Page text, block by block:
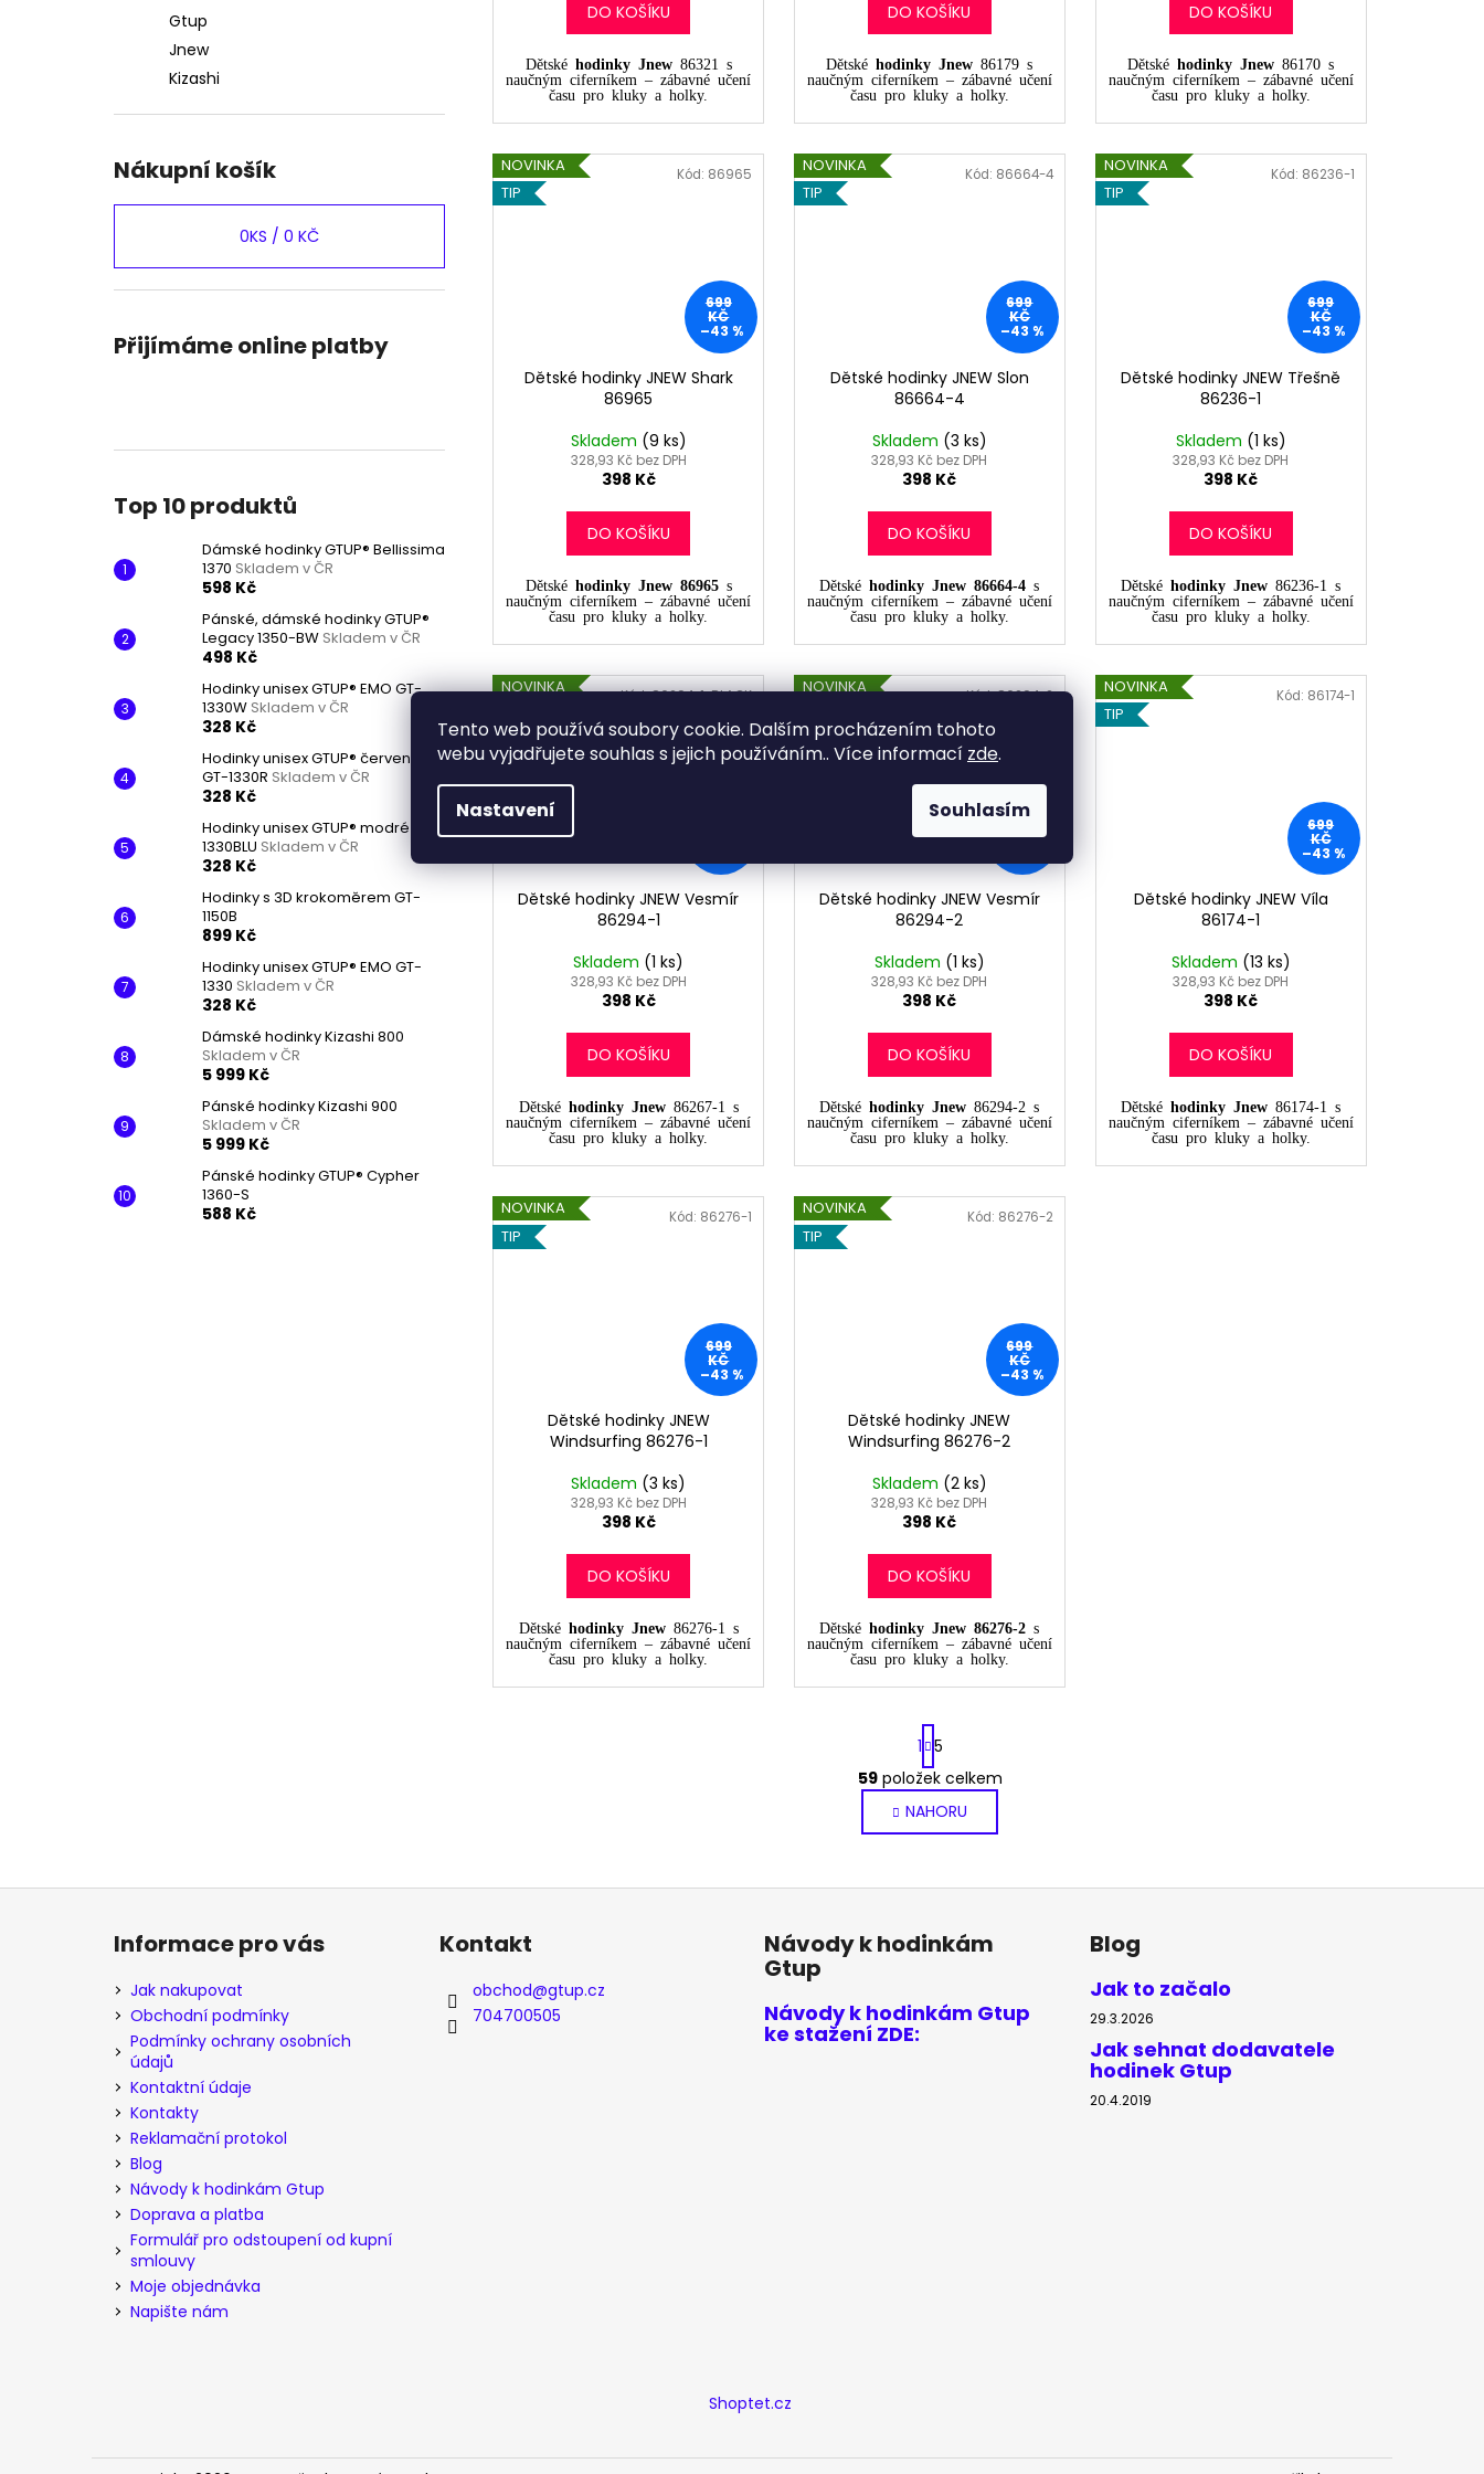
Tento web používá soubory cookie. Dalším procházením tohoto
webu vyjadřujete souhlas s jejich používáním.. Více informací zde.
Nastavení Souhlasím
Gtup
Jnew
Kizashi
Nákupní košík
0KS / 0 KČ
Přijímáme online platby
Top 10 produktů
Dámské hodinky GTUP® Bellissima
1370 Skladem v ČR
598 Kč
Pánské, dámské hodinky GTUP®
Legacy 1350-BW Skladem v ČR
498 Kč
Hodinky unisex GTUP® EMO GT-
1330W Skladem v ČR
328 Kč
Hodinky unisex GTUP® červené
GT-1330R Skladem v ČR
328 Kč
Hodinky unisex GTUP® modré GT-
1330BLU Skladem v ČR
328 Kč
Hodinky s 3D krokoměrem GT-
1150B
899 Kč
Hodinky unisex GTUP® EMO GT-
1330 Skladem v ČR
328 Kč
Dámské hodinky Kizashi 800
Skladem v ČR
5 999 Kč
Pánské hodinky Kizashi 900
Skladem v ČR
5 999 Kč
Pánské hodinky GTUP® Cypher
1360-S
588 Kč
DO KOŠÍKU
Dětské hodinky Jnew86321 s
naučným ciferníkem – zábavné učení
času pro kluky a holky.
DO KOŠÍKU
Dětskéhodinky Jnew 86179 s
naučným ciferníkem – zábavné učení
času pro kluky a holky.
DO KOŠÍKU
Dětskéhodinky Jnew 86170 s
naučným ciferníkem – zábavné učení
času pro kluky a holky.
NOVINKA
TIP
699
KČ
–43 %
Dětské hodinky JNEW Shark
86965
Skladem (9 ks)
328,93 Kč bez DPH
398 Kč
DO KOŠÍKU
Dětské hodinky Jnew 86965s
naučným ciferníkem – zábavné učení
času pro kluky a holky.
Kód: 86965
NOVINKA
TIP
699
KČ
–43 %
Dětské hodinky JNEW Slon
86664-4
Skladem (3 ks)
328,93 Kč bez DPH
398 Kč
DO KOŠÍKU
Dětskéhodinky Jnew 86664-4 s
naučným ciferníkem – zábavné učení
času pro kluky a holky.
Kód: 86664-4
NOVINKA
TIP
699
KČ
–43 %
Dětské hodinky JNEW Třešně
86236-1
Skladem (1 ks)
328,93 Kč bez DPH
398 Kč
DO KOŠÍKU
Dětskéhodinky Jnew 86236-1 s
naučným ciferníkem – zábavné učení
času pro kluky a holky.
Kód: 86236-1
NOVINKA
Dětské hodinky JNEW Vesmír
86294-1
Skladem (1 ks)
328,93 Kč bez DPH
398 Kč
DO KOŠÍKU
Dětské hodinky Jnew86267-1 s
naučným ciferníkem – zábavné učení
času pro kluky a holky.
Kód:86294-1-BLACK
NOVINKA
KČ
Dětské hodinky JNEW Vesmír
86294-2
Skladem (1 ks)
328,93 Kč bez DPH
398 Kč
DO KOŠÍKU
Dětskéhodinky Jnew 86294-2 s
naučným ciferníkem – zábavné učení
času pro kluky a holky.
Kód:86294-2
NOVINKA
TIP
699
KČ
–43 %
Dětské hodinky JNEW Víla
86174-1
Skladem (13 ks)
328,93 Kč bez DPH
398 Kč
DO KOŠÍKU
Dětskéhodinky Jnew 86174-1 s
naučným ciferníkem – zábavné učení
času pro kluky a holky.
Kód: 86174-1
NOVINKA
TIP
699
KČ
–43 %
Dětské hodinky JNEW
Windsurfing 86276-1
Skladem (3 ks)
328,93 Kč bez DPH
398 Kč
DO KOŠÍKU
Dětské hodinky Jnew86276-1 s
naučným ciferníkem – zábavné učení
času pro kluky a holky.
Kód: 86276-1
NOVINKA
TIP
699
KČ
–43 %
Dětské hodinky JNEW
Windsurfing 86276-2
Skladem (2 ks)
328,93 Kč bez DPH
398 Kč
DO KOŠÍKU
Dětskéhodinky Jnew 86276-2 s
naučným ciferníkem – zábavné učení
času pro kluky a holky.
Kód: 86276-2
O
v
l
d
c
í
r
S
t
r
á
n
k
í
1 5
59položek celkem
NAHORU
Z
Informace pro vás
Jak nakupovat
Obchodní podmínky
Podmínky ochrany osobních
údajů
Kontaktní údaje
Kontakty
Reklamační protokol
Blog
Návody k hodinkám Gtup
Doprava a platba
Formulář pro odstoupení od kupní
smlouvy
Moje objednávka
Napište nám
Kontakt
obchod@gtup.cz
704700505
Návody k hodinkám
Gtup
Návody k hodinkám Gtup
ke stažení ZDE:
Blog
Jak to začalo
29.3.2026
Jak sehnat dodavatele
hodinek Gtup
20.4.2019
Shoptet.cz